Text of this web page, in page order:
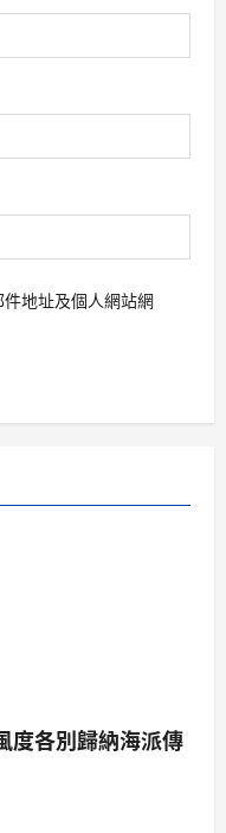
地址及個人網站網
度各別歸納海派傳